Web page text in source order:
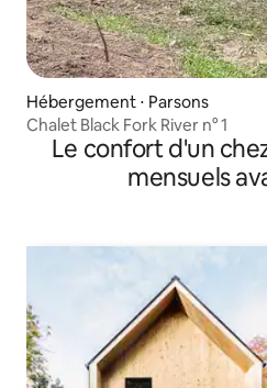
Hébergement ⋅ Parsons
Chalet Black Fork River n° 1
Le confort d'un
mensuels